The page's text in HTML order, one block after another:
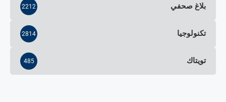
بلاغ صحفي 2212
تكنولوجيا 2814
تويتاك 485